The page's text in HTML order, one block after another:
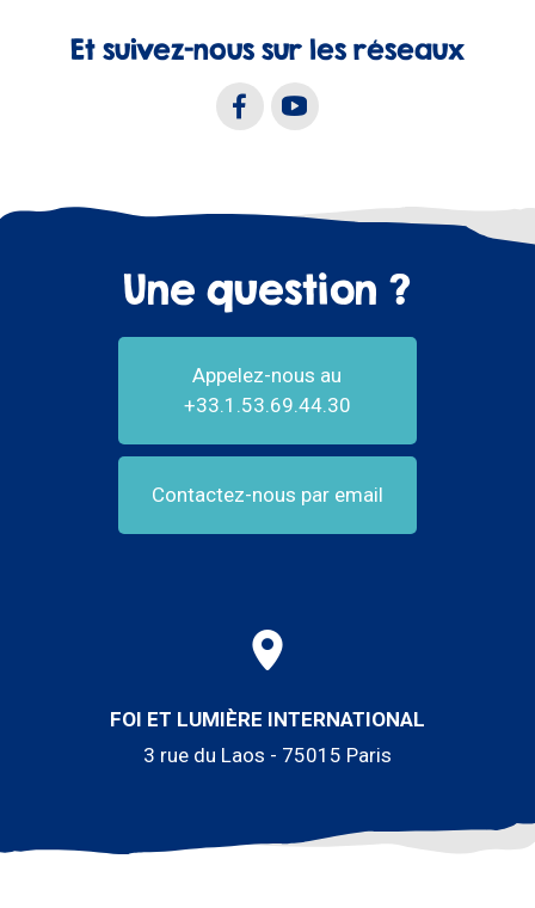
Et suivez-nous sur les réseaux
Une question ?
Appelez-nous au
+33.1.53.69.44.30
Contactez-nous par email
FOI ET LUMIÈRE INTERNATIONAL
3 rue du Laos - 75015 Paris